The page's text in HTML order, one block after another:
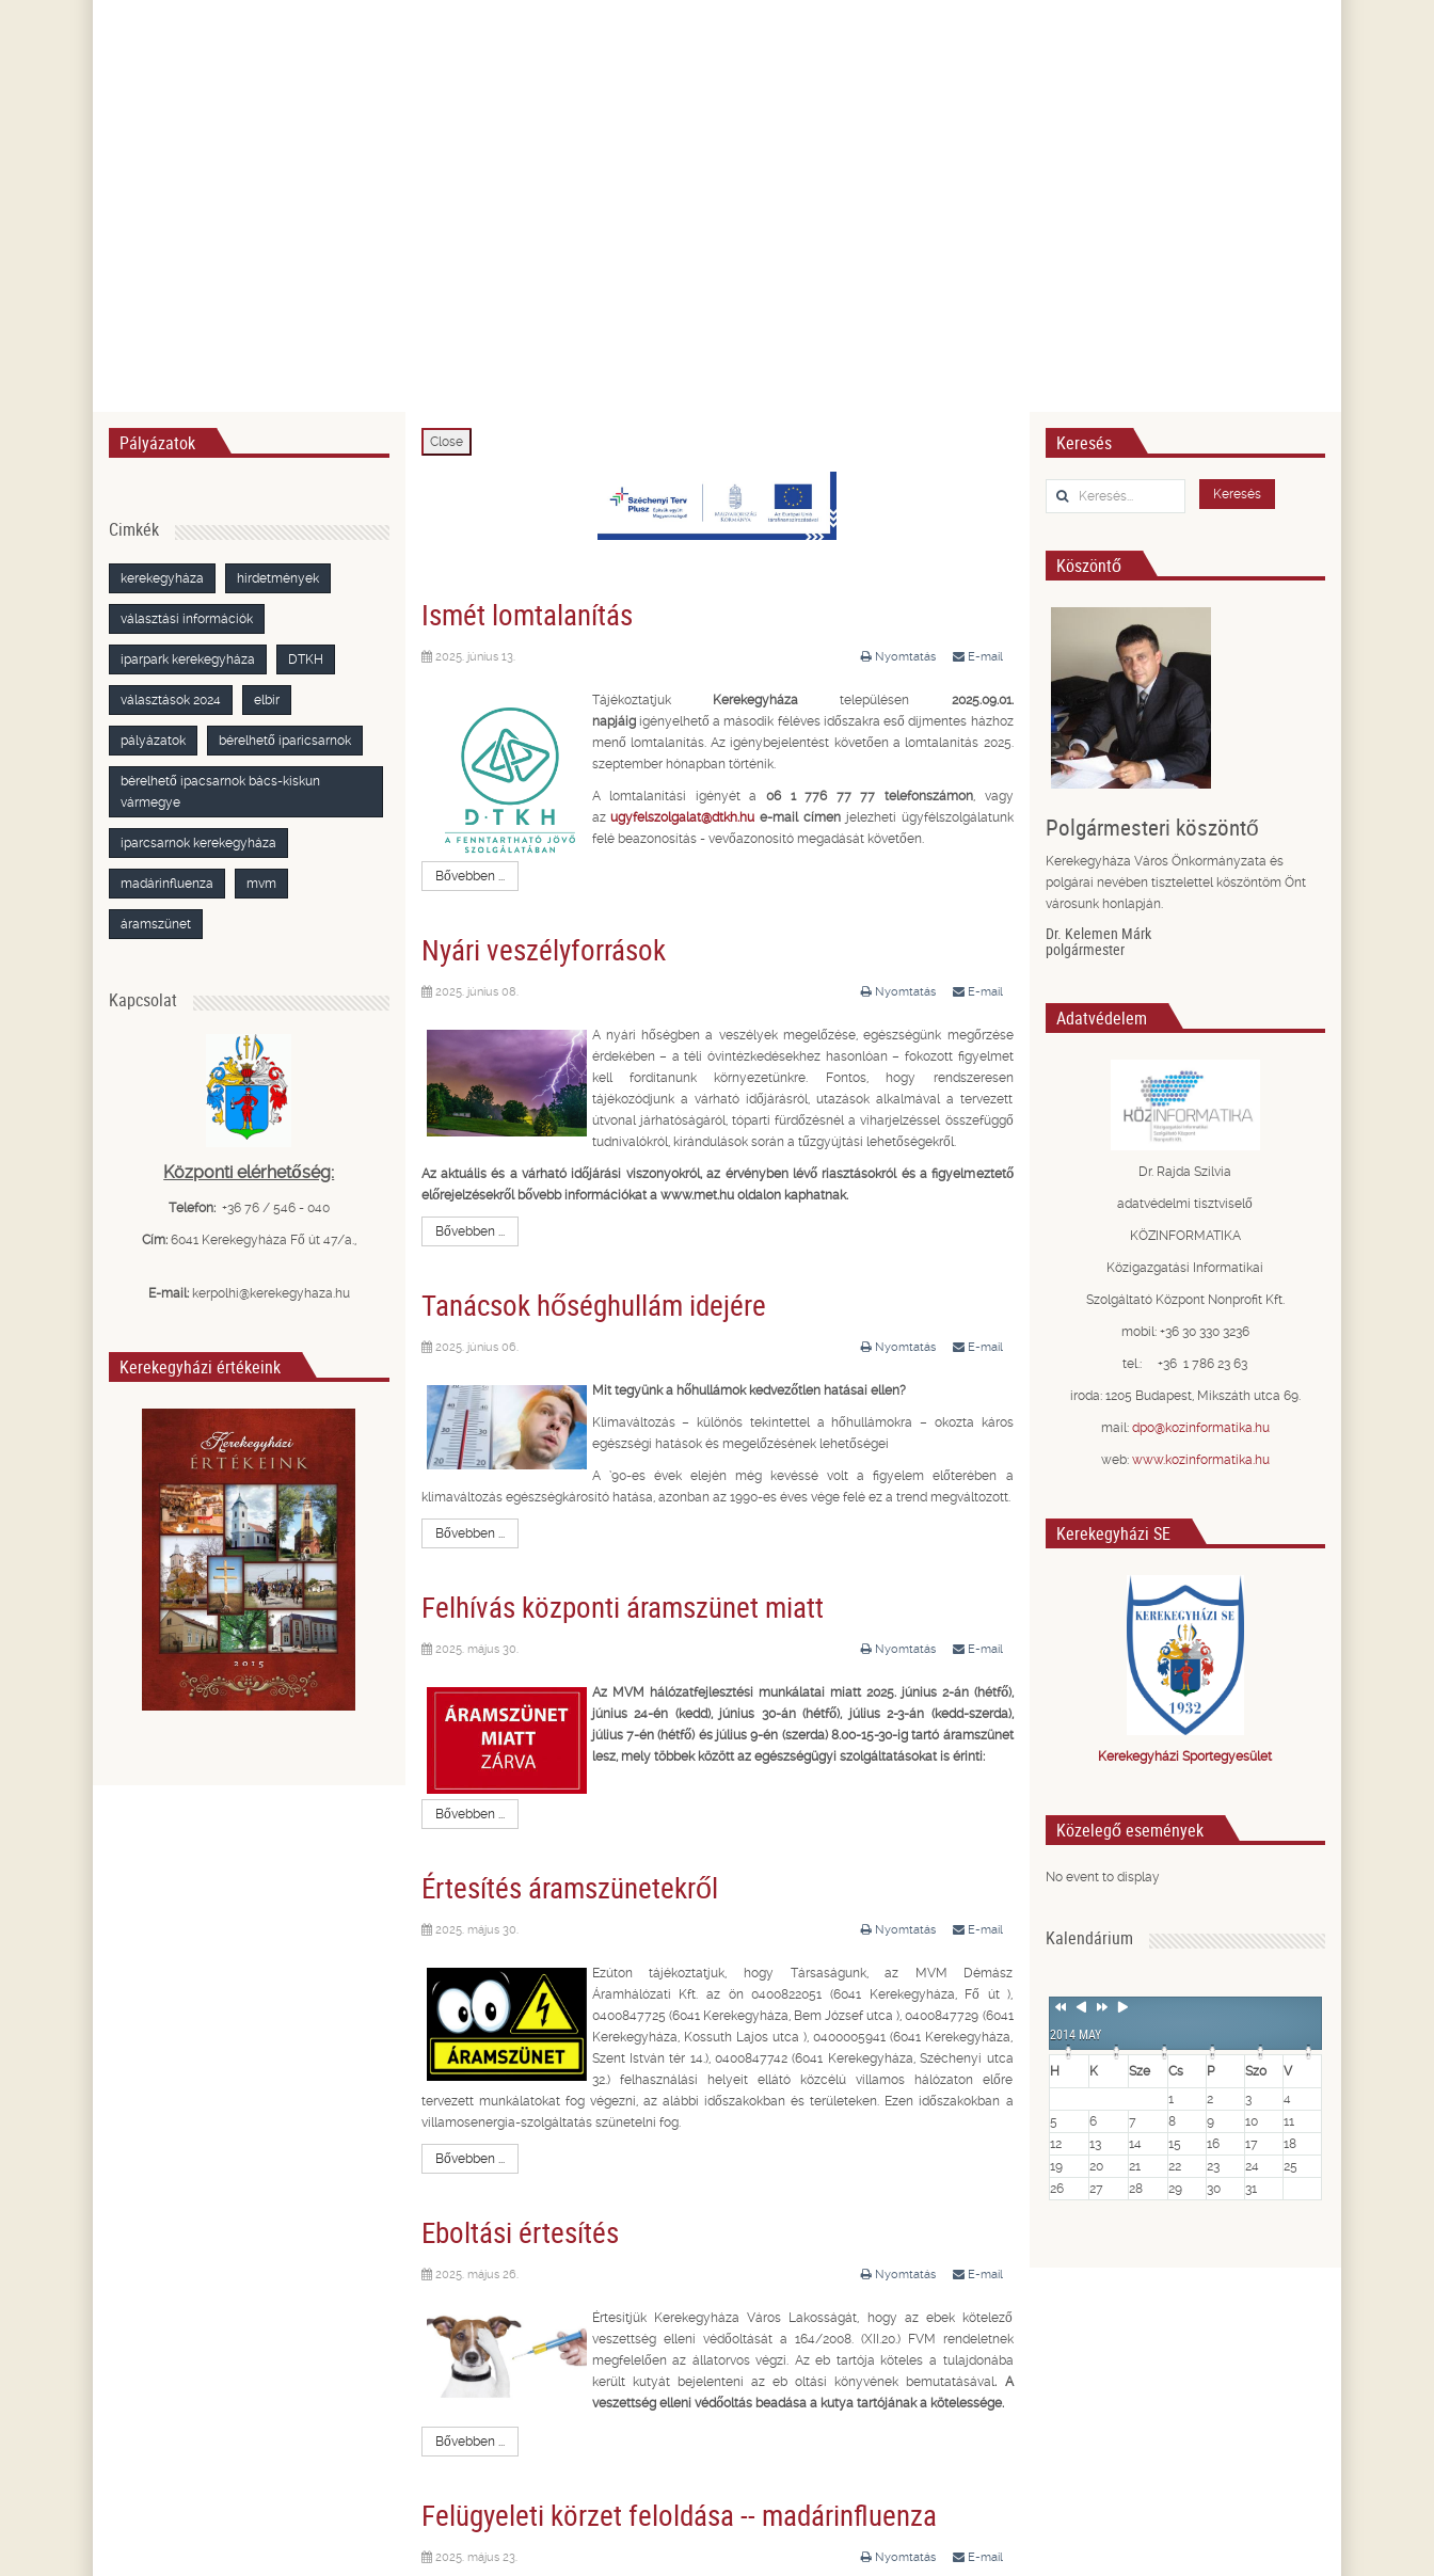
Close
Ismét lomtalanítás
Nyomtatás E-mail
2025. június 13.
Tájékoztatjuk Kerekegyházatelepülésen 2025.09.01.
napjáigigényelhető a második féléves időszakra eső díjmentes házhoz
menő lomtalanítás. Az igénybejelentést követően a lomtalanítás 2025.
szeptember hónapban történik.
A lomtalanítási igényét a 06 1 776 77 77 telefonszámon, vagy
azugyfelszolgalat@dtkh.hu e-mail címenjelezheti ügyfélszolgálatunk
felé beazonosítás - vevőazonosító megadását követően.
Bővebben ...
Nyári veszélyforrások
Nyomtatás E-mail
2025. június 08.
A nyári hőségben a veszélyek megelőzése, egészségünk megőrzése
érdekében – a téli óvintézkedésekhez hasonlóan – fokozott figyelmet
kell fordítanunk környezetünkre. Fontos, hogy rendszeresen
tájékozódjunk a várható időjárásról, utazások alkalmával a tervezett
útvonal járhatóságáról, tóparti fürdőzésnél a viharjelzéssel összefüggő
tudnivalókról, kirándulások során a tűzgyújtási lehetőségekről.
Az aktuális és a várható időjárási viszonyokról, az érvényben lévő riasztásokról és a figyelmeztető
előrejelzésekről bővebb információkat a www.met.hu oldalon kaphatnak.
Bővebben ...
Tanácsok hőséghullám idejére
Nyomtatás E-mail
2025. június 06.
Mit tegyünk a hőhullámok kedvezőtlen hatásai ellen?
Klímaváltozás – különös tekintettel a hőhullámokra – okozta káros
egészségi hatások és megelőzésének lehetőségei
A ’90-es évek elején még kevéssé volt a figyelem előterében a
klímaváltozás egészségkárosító hatása, azonban az 1990-es éves vége felé ez a trend megváltozott.
Bővebben ...
Felhívás központi áramszünet miatt
Nyomtatás E-mail
2025. május 30.
Az MVM hálózatfejlesztési munkálatai miatt 2025. június 2-án (hétfő),
június 24-én (kedd), június 30-án (hétfő), július 2-3-án (kedd-szerda),
július 7-én (hétfő) és július 9-én (szerda) 8.00-15-30-ig tartó áramszünet
lesz, mely többek között az egészségügyi szolgáltatásokat is érinti:
Bővebben ...
Értesítés áramszünetekről
Nyomtatás E-mail
2025. május 30.
Ezúton tájékoztatjuk, hogy Társaságunk, az MVM Démász
Áramhálózati Kft. az ön 0400822051 (6041 Kerekegyháza, Fő út ),
0400847725 (6041 Kerekegyháza, Bem József utca ), 0400847729 (6041
Kerekegyháza, Kossuth Lajos utca ), 0400005941 (6041 Kerekegyháza,
Szent István tér 14.), 0400847742 (6041 Kerekegyháza, Széchenyi utca
32.) felhasználási helyeit ellátó közcélú villamos hálózaton előre
tervezett munkálatokat fog végezni, az alábbi időszakokban és területeken. Ezen időszakokban a
villamosenergia-szolgáltatás szünetelni fog.
Bővebben ...
Eboltási értesítés
Nyomtatás E-mail
2025. május 26.
Értesítjük Kerekegyháza Város Lakosságát, hogy az ebek kötelező
veszettség elleni védőoltását a 164/2008. (XII.20.) FVM rendeletnek
megfelelően az állatorvos végzi. Az eb tartója köteles a tulajdonába
került kutyát bejelenteni az eb oltási könyvének bemutatásával. A
veszettség elleni védőoltás beadása a kutya tartójának a kötelessége.
Bővebben ...
Felügyeleti körzet feloldása -- madárinfluenza
Nyomtatás E-mail
2025. május 23.
Pályázatok
Cimkék
kerekegyháza hirdetmények
választási információk
iparpark kerekegyháza DTKH
választások 2024 elbir
pályázatok bérelhető iparicsarnok
bérelhető ipacsarnok bács-kiskun
vármegye
iparcsarnok kerekegyháza
madárinfluenza mvm
áramszünet
Kapcsolat
Központi elérhetőség:
Telefon: +36 76 / 546 - 040
Cím: 6041 Kerekegyháza Fő út 47/a.,
E-mail: kerpolhi@kerekegyhaza.hu
Kerekegyházi értékeink
Keresés
Keresés... Keresés
Köszöntő
Polgármesteri köszöntő
Kerekegyháza Város Önkormányzata és
polgárai nevében tisztelettel köszöntöm Önt
városunk honlapján.
Dr. Kelemen Márk
polgármester
Adatvédelem
Dr. Rajda Szilvia
adatvédelmi tisztviselő
KÖZINFORMATIKA
Közigazgatási Informatikai
Szolgáltató Központ Nonprofit Kft.
mobil: +36 30 330 3236
tel.: +36 1 786 23 63
iroda: 1205 Budapest, Mikszáth utca 69.
mail: dpo@kozinformatika.hu
web: www.kozinformatika.hu
Kerekegyházi SE
Kerekegyházi Sportegyesület
Közelegő események
No event to display
Kalendárium
Previous
Previous
NextNext
2014 MAY
H K Sze Cs P Szo
V
1
2 3
4
5
6 7 8 9 10
11
12
13 14 15 16 17
18
19
20 21 22 23 24
25
26
27 28 29 30 31